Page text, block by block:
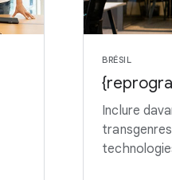
BRÉSIL
Inclure